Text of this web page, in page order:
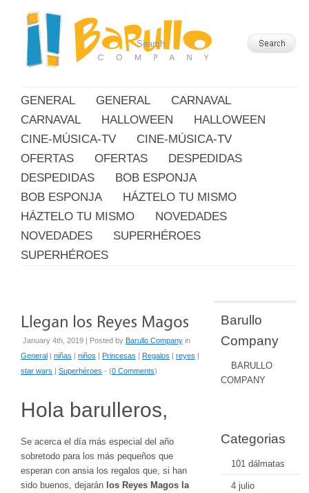
GENERAL GENERAL
CARNAVAL
CARNAVAL
HALLOWEEN
HALLOWEEN
CINE-MÚSICA-TV
CINE-MÚSICA-TV
OFERTAS
OFERTAS
DESPEDIDAS
DESPEDIDAS
BOB ESPONJA
BOB ESPONJA
HÁZTELO TU MISMO
HÁZTELO TU MISMO
NOVEDADES
NOVEDADES
SUPERHÉROES
SUPERHÉROES
January 4th, 2019 | Posted by Barullo Company in
General | niñas | niños | Princesas | Regalos | reyes |
star wars | Superhéroes - (0 Comments)
Hola barulleros,
Se acerca el día más especial del año
sobretodo para los más pequeños que
esperan con ansia los regalos que, si han
sido buenos, dejarán los Reyes Magos la
Barullo
Company
BARULLO
COMPANY
Categorias
101 dálmatas
4 julio